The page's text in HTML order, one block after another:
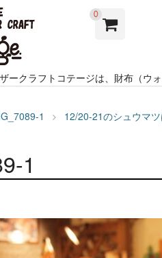
0
ークラフトコテージは、財布（ウ
1 12/20-21のシュウマ
1